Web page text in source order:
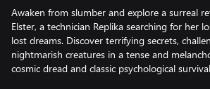
Awaken from slumber and explore a surreal
Elster, a technician Replika searching for her
lost dreams. Discover terrifying secrets,
nightmarish creatures in a tense and
cosmic dread and classic psychological